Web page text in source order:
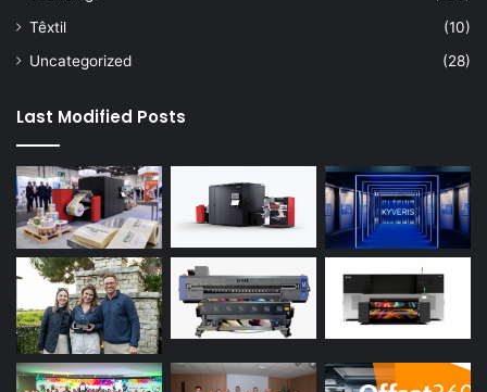
Têxtil
(10)
Uncategorized
(28)
Last Modified Posts